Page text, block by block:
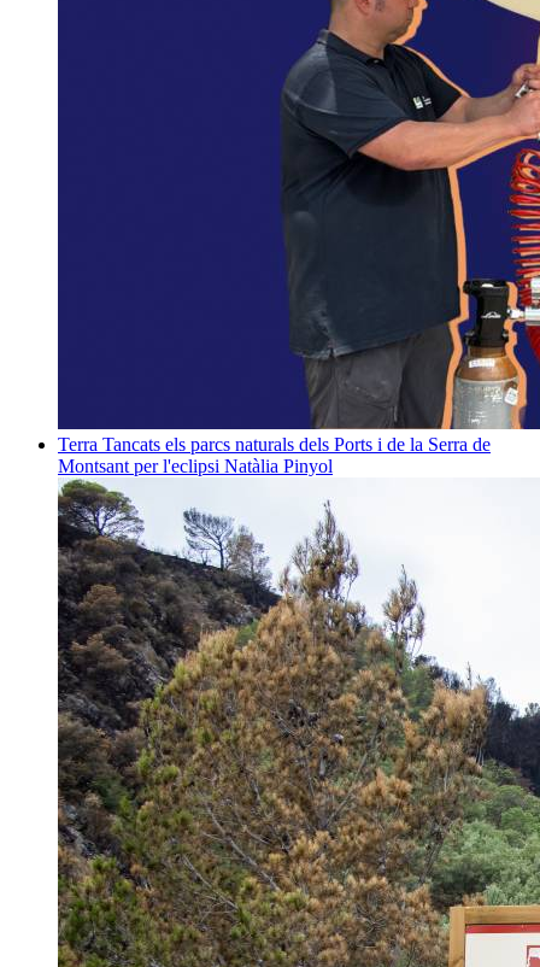
Terra Tancats els parcs naturals dels Ports i de la Serra de
Montsant per l'eclipsi Natàlia Pinyol